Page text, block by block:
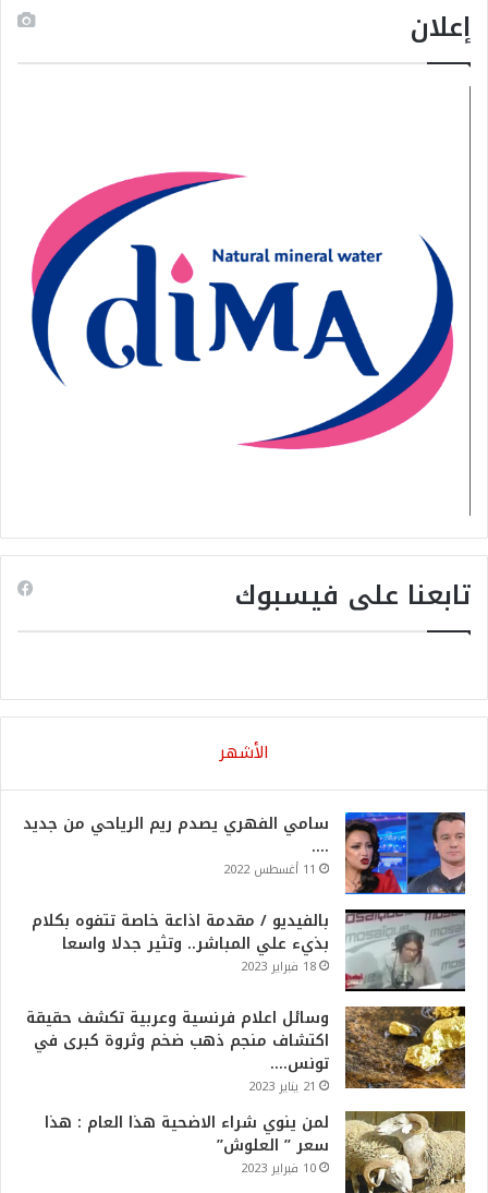
إعلان
تابعنا على فيسبوك
الأشهر
سامي الفهري يصدم ريم الرياحي من جديد
….
11 أغسطس 2022
بالفيديو / مقدمة اذاعة خاصة تتفوه بكلام
بذيء علي المباشر.. وتثير جدلا واسعا
18 فبراير 2023
وسائل اعلام فرنسية وعربية تكشف حقيقة
اكتشاف منجم ذهب ضخم وثروة كبرى في
تونس….
21 يناير 2023
لمن ينوي شراء الاضحية هذا العام : هذا
سعر ” العلوش”
10 فبراير 2023